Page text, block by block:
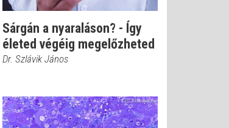
Sárgán a nyaraláson? - Így
életed végéig megelőzheted
Dr. Szlávik János